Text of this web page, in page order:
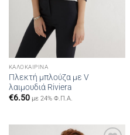
ΚΑΛΟΚΑΙΡΙΝΆ
Πλεκτή μπλούζα με V
λαιμουδιά Riviera
€6.50 με 24% Φ.Π.Α.